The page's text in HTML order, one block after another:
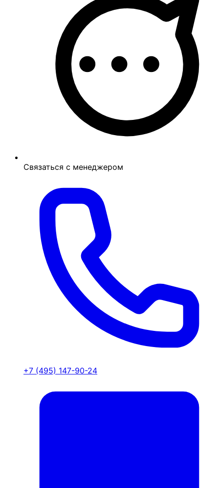
Связаться с менеджером
+7 (495) 147-90-24